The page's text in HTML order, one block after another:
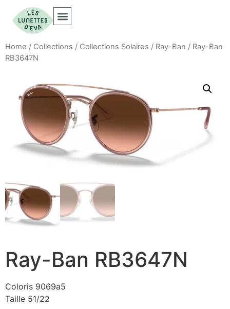
Home / Collections / Collections Solaires / Ray-Ban / Ray-Ban
RB3647N
Ray-Ban RB3647N
Coloris 9069a5
Taille 51/22